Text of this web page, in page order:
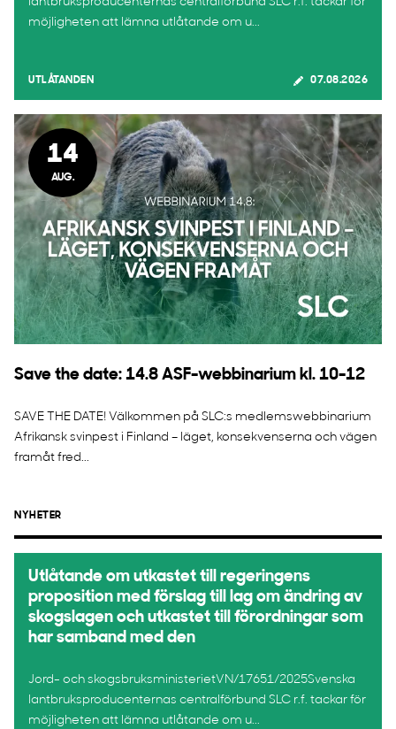
möjligheten att lämna utlåtande om u...
UTLÅTANDEN 07.08.2026
14
AUG.
Save the date: 14.8 ASF-webbinarium kl. 10-12
SAVE THE DATE! Välkommen på SLC:s medlemswebbinarium
Afrikansk svinpest i Finland – läget, konsekvenserna och vägen
framåt fred...
NYHETER
Utlåtande om utkastet till regeringens
proposition med förslag till lag om ändring av
skogslagen och utkastet till förordningar som
har samband med den
Jord- och skogsbruksministerietVN/17651/2025Svenska
lantbruksproducenternas centralförbund SLC r.f. tackar för
möjligheten att lämna utlåtande om u...